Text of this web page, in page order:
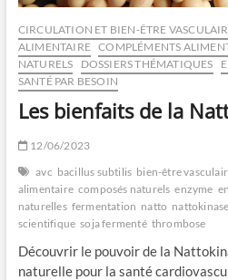
CIRCULATION ET BIEN-ÊTRE
ALIMENTAIRE COMPLÉMENTS
NATURELS
DOSSIERS THÉMATIQUES
SANTÉ PAR BESOIN
Les bienfaits de la
12/06/2023
avc bacillus subtilis bien-être
alimentaire composés naturels enzyme
naturelles fermentation natto nattokinase
scientifique soja fermenté thrombose
Découvrir le pouvoir de la
naturelle pour la santé